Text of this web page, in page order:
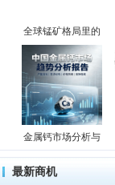
全球锰矿格局里的
金属钙市场分析与
最新商机